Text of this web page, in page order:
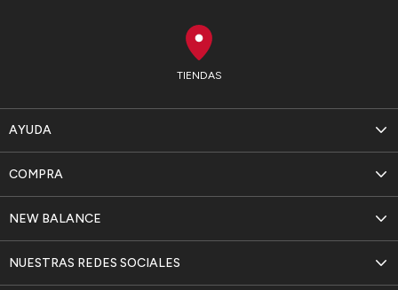
TIENDAS
AYUDA
NEW BALANCE
COMPRA
NUESTRAS REDES SOCIALES